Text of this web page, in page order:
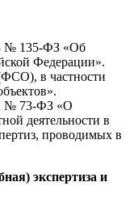
№ 135-ФЗ «Об
Федерации».
в частности
№ 73-ФЗ «О
деятельности в
проводимых в
экспертиза и